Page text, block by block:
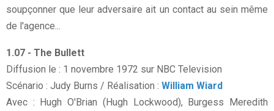
soupçonner que leur adversaire ait un contact au sein même
de l'agence...
1.07 - The Bullett
Diffusion le : 1 novembre 1972 sur NBC Television
Scénario : Judy Burns / Réalisation : William Wiard
Avec : Hugh O'Brian (Hugh Lockwood), Burgess Meredith